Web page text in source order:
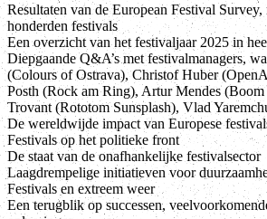
Resultaten van de European Festival
honderden festivals
Een overzicht van het festivaljaar 2025 in
Diepgaande Q&A’s met festivalmanagers,
(Colours of Ostrava), Christof Huber
Posth (Rock am Ring), Artur Mendes (Boom
Trovant (Rototom Sunsplash), Vlad
De wereldwijde impact van Europese
Festivals op het politieke front
De staat van de onafhankelijke festivalsector
Laagdrempelige initiatieven voor
Festivals en extreem weer
Een terugblik op successen,